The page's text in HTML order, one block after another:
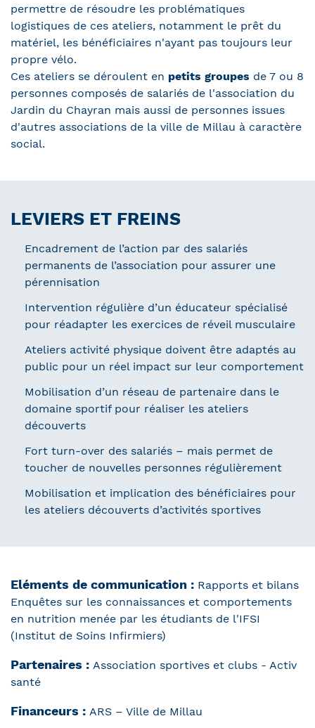
permettre de résoudre les problématiques
logistiques de ces ateliers, notamment le prêt du
matériel, les bénéficiaires n'ayant pas toujours leur
propre vélo.
Ces ateliers se déroulent en petits groupes de 7 ou 8
personnes composés de salariés de l'association du
Jardin du Chayran mais aussi de personnes issues
d'autres associations de la ville de Millau à caractère
social.
LEVIERS ET FREINS
Encadrement de l’action par des salariés
permanents de l’association pour assurer une
pérennisation
Intervention régulière d’un éducateur spécialisé
pour réadapter les exercices de réveil musculaire
Ateliers activité physique doivent être adaptés au
public pour un réel impact sur leur comportement
Mobilisation d’un réseau de partenaire dans le
domaine sportif pour réaliser les ateliers
découverts
Fort turn-over des salariés – mais permet de
toucher de nouvelles personnes régulièrement
Mobilisation et implication des bénéficiaires pour
les ateliers découverts d’activités sportives
Eléments de communication : Rapports et bilans
Enquêtes sur les connaissances et comportements
en nutrition menée par les étudiants de l'IFSI
(Institut de Soins Infirmiers)
Partenaires : Association sportives et clubs - Activ
santé
Financeurs : ARS – Ville de Millau